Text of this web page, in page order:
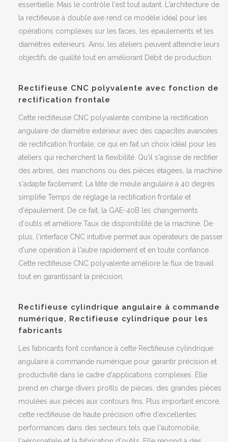
essentielle. Mais le contrôle l'est tout autant. L'architecture de
la rectifieuse à double axe rend ce modèle idéal pour les
opérations complexes sur les faces, les épaulements et les
diamètres extérieurs. Ainsi, les ateliers peuvent atteindre leurs
objectifs de qualité tout en améliorant Débit de production.
Rectifieuse CNC polyvalente avec fonction de
rectification frontale
Cette rectifieuse CNC polyvalente combine la rectification
angulaire de diamètre extérieur avec des capacités avancées
de rectification frontale , ce qui en fait un choix idéal pour les
ateliers qui recherchent la flexibilité. Qu'il s'agisse de rectifier
des arbres, des manchons ou des pièces étagées, la machine
s'adapte facilement. La tête de meule angulaire à 40 degrés
simplifie Temps de réglage la rectification frontale et
d'épaulement. De ce fait, la GAE-40B les changements
d'outils et améliore Taux de disponibilité de la machine. De
plus, l'interface CNC intuitive permet aux opérateurs de passer
d'une opération à l'autre rapidement et en toute confiance.
Cette rectifieuse CNC polyvalente améliore le flux de travail
tout en garantissant la précision.
Rectifieuse cylindrique angulaire à commande
numérique, Rectifieuse cylindrique pour les
fabricants
Les fabricants font confiance à cette Rectifieuse cylindrique
angulaire à commande numérique pour garantir précision et
productivité dans le cadre d'applications complexes. Elle
prend en charge divers profils de pièces, des grandes pièces
moulées aux pièces aux contours fins. Plus important encore,
cette rectifieuse de haute précision offre d'excellentes
performances dans des secteurs tels que l'automobile,